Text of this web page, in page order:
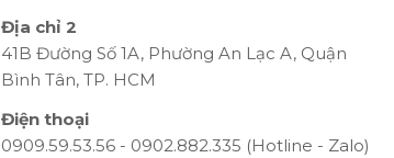
Địa chỉ 2
41B Đường Số 1A, Phường An Lạc A, Quận
Bình Tân, TP. HCM
Điện thoại
0909.59.53.56 - 0902.882.335 (Hotline - Zalo)